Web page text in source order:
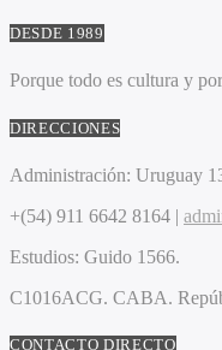
DESDE 1989
Porque todo es cultura y
DIRECCIONES
Administración: Uruguay
+(54) 911 6642 8164 |
Estudios: Guido 1566.
C1016ACG. CABA.
CONTACTO DIRECTO